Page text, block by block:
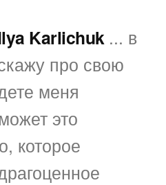
Karlichuk ... в
про свою
меня
это
которое